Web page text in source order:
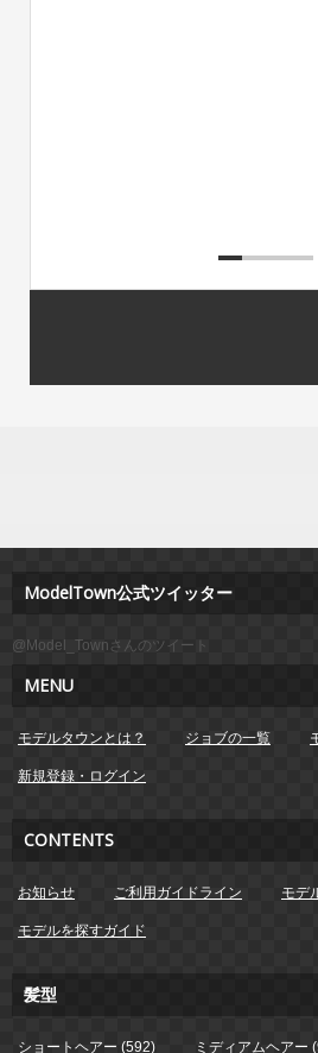
ModelTown公式ツイッター
@Model_Townさんのツイート
MENU
モデルタウンとは？ ジョブの一覧
新規登録・ログイン
CONTENTS
お知らせ ご利用ガイドライン モデ
モデルを探すガイド
髪型
ショートヘアー (592) ミディアムヘアー